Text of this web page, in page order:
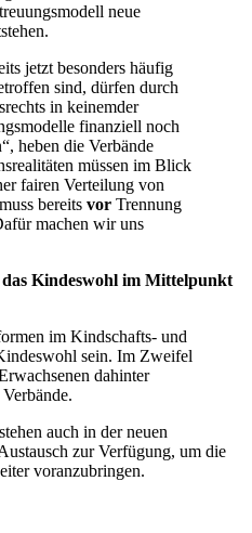
neue
jetzt besonders häufig
sind, dürfen durch
in keinemder
finanziell noch
heben die Verbände
müssen im Blick
fairen Verteilung von
bereits vor Trennung
machen wir uns
Kindeswohl im Mittelpunkt
im Kindschafts- und
sein. Im Zweifel
dahinter
auch in der neuen
zur Verfügung, um die
voranzubringen.